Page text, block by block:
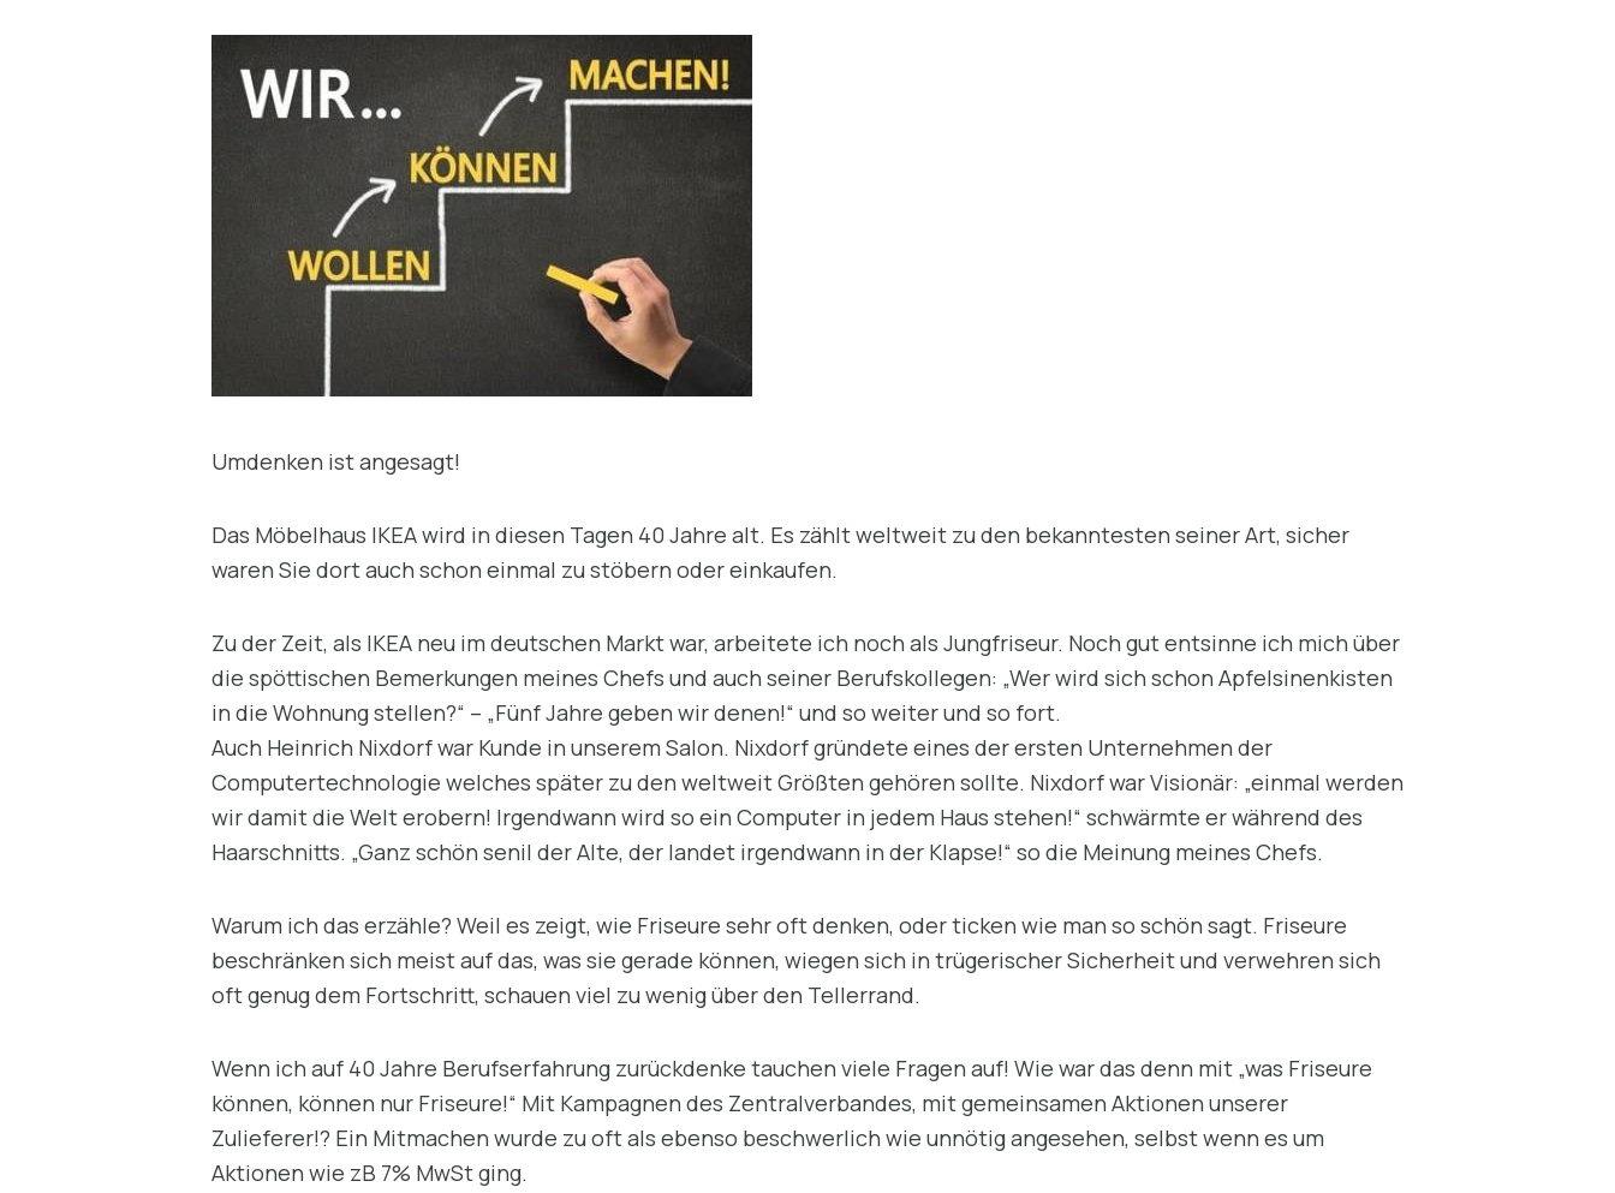
Umdenken ist angesagt!
Das Möbelhaus IKEA wird in diesen Tagen 40 Jahre alt. Es zählt weltweit zu den bekanntesten seiner Art, sicher
waren Sie dort auch schon einmal zu stöbern oder einkaufen.
Zu der Zeit, als IKEA neu im deutschen Markt war, arbeitete ich noch als Jungfriseur. Noch gut entsinne ich mich über
die spöttischen Bemerkungen meines Chefs und auch seiner Berufskollegen: „Wer wird sich schon Apfelsinenkisten
in die Wohnung stellen?“ – „Fünf Jahre geben wir denen!“ und so weiter und so fort.
Auch Heinrich Nixdorf war Kunde in unserem Salon. Nixdorf gründete eines der ersten Unternehmen der
Computertechnologie welches später zu den weltweit Größten gehören sollte. Nixdorf war Visionär: „einmal werden
wir damit die Welt erobern! Irgendwann wird so ein Computer in jedem Haus stehen!“ schwärmte er während des
Haarschnitts. „Ganz schön senil der Alte, der landet irgendwann in der Klapse!“ so die Meinung meines Chefs.
Warum ich das erzähle? Weil es zeigt, wie Friseure sehr oft denken, oder ticken wie man so schön sagt. Friseure
beschränken sich meist auf das, was sie gerade können, wiegen sich in trügerischer Sicherheit und verwehren sich
oft genug dem Fortschritt, schauen viel zu wenig über den Tellerrand.
Wenn ich auf 40 Jahre Berufserfahrung zurückdenke tauchen viele Fragen auf! Wie war das denn mit „was Friseure
können, können nur Friseure!“ Mit Kampagnen des Zentralverbandes, mit gemeinsamen Aktionen unserer
Zulieferer!? Ein Mitmachen wurde zu oft als ebenso beschwerlich wie unnötig angesehen, selbst wenn es um
Aktionen wie zB 7% MwSt ging.